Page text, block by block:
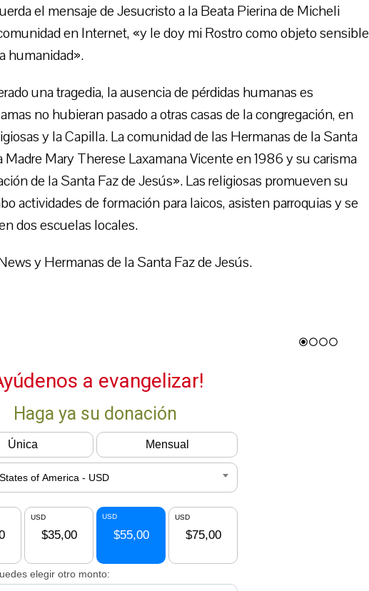
el mensaje de Jesucristo a la Beata Pierina de Micheli
en Internet, «y le doy mi Rostro como objeto sensible
humanidad».
una tragedia, la ausencia de pérdidas humanas es
no hubieran pasado a otras casas de la congregación, en
y la Capilla. La comunidad de las Hermanas de la Santa
Mary Therese Laxamana Vicente en 1986 y su carisma
de la Santa Faz de Jesús». Las religiosas promueven su
actividades de formación para laicos, asisten parroquias y se
dos escuelas locales.
y Hermanas de la Santa Faz de Jesús.